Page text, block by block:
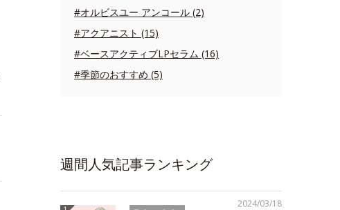
#オルビスユー アンコール (2)
#アクアニスト (15)
#ベースアクティブLPセラム (16)
#季節のおすすめ (5)
週間人気記事ランキング
2024/03/18